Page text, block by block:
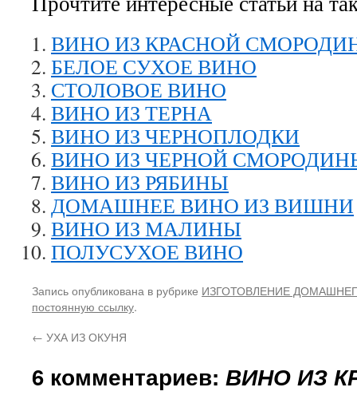
ВИНО ИЗ КРАСНОЙ
БЕЛОЕ СУХОЕ ВИНО
СТОЛОВОЕ ВИНО
ВИНО ИЗ ТЕРНА
ВИНО ИЗ ЧЕРНОПЛОДКИ
ВИНО ИЗ ЧЕРНОЙ
ВИНО ИЗ РЯБИНЫ
ДОМАШНЕЕ ВИНО ИЗ ВИШНИ
ВИНО ИЗ МАЛИНЫ
ПОЛУСУХОЕ ВИНО
Запись опубликована в рубрике ИЗГОТОВЛЕНИЕ
постоянную ссылку.
← УХА ИЗ ОКУНЯ
6 комментариев: ВИНО ИЗ